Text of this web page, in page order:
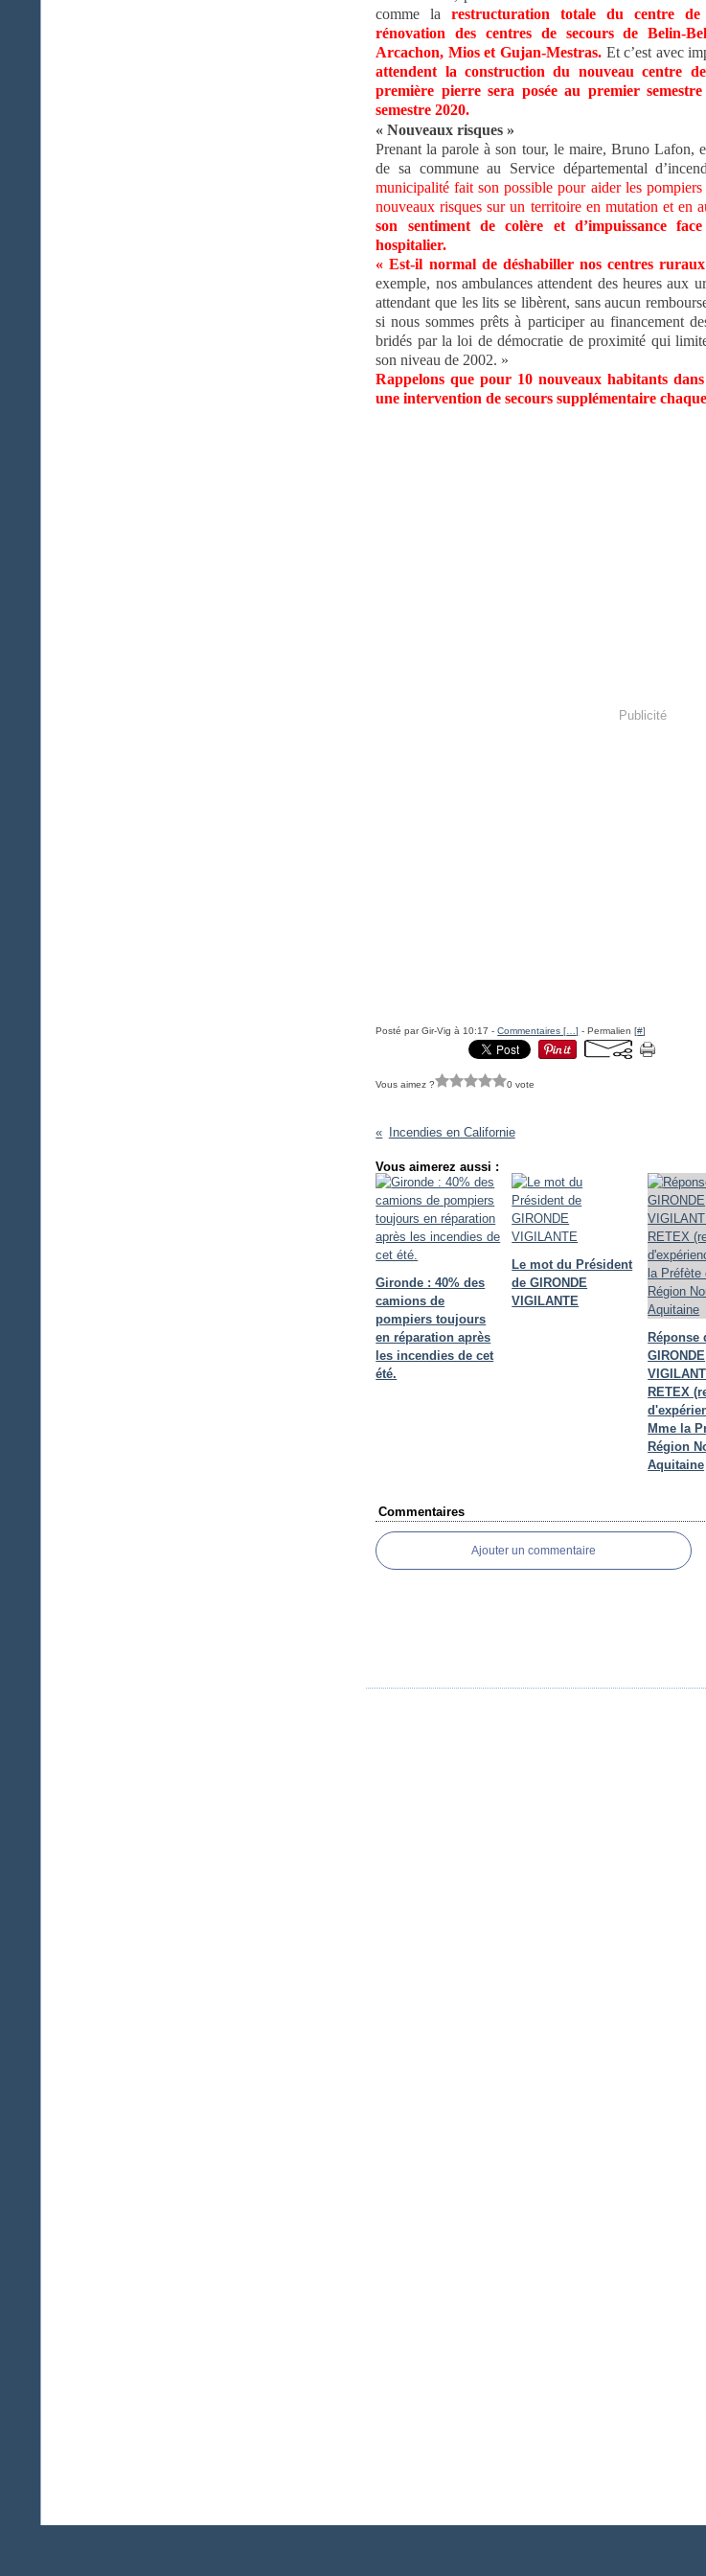
comme larestructuration totale du centre
rénovation des centres de secours de Belin-
Arcachon, Mios et Gujan-Mestras. Et c’est avec
attendent la construction du nouveau centre
première pierre sera posée au premier
semestre 2020.
« Nouveaux risques »
Prenant la parole à son tour, le maire, Bruno Lafon,
de sa commune au Service départemental
municipalité fait son possible pour aider les pompiers
nouveaux risques sur un territoire en mutation et en
son sentiment de colère et d’impuissance
hospitalier.
« Est-il normal de déshabiller nos centres
exemple, nos ambulances attendent des heures aux
attendant que les lits se libèrent, sans aucun
si nous sommes prêts à participer au financement
bridés par la loi de démocratie de proximité qui
son niveau de 2002. »
Rappelons que pour 10 nouveaux habitants
une intervention de secours supplémentaire
Publicité
Posté par Gir-Vig à 10:17 -Commentaires [ …] - Permalien [#]
Vous aimez ? 0 vote
Incendies en Californie
Vous aimerez aussi :
Gironde : 40% des
camions de
pompiers toujours
en réparation après
les incendies de cet
été.
Le mot du Président
de GIRONDE
VIGILANTE
Réponse
GIRONDE
RETEX
Mme la
Région
Aquitaine
Commentaires
Ajouter un commentaire